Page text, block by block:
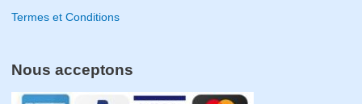
Termes et Conditions
Nous acceptons